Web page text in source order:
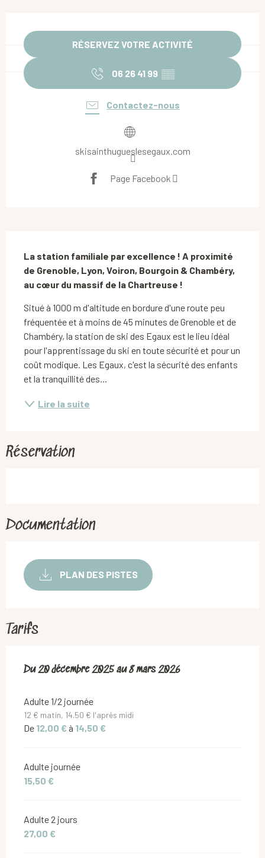
RÉSERVEZ VOTRE ACTIVITÉ
06 26 41 99 ▒▒
Contactez-nous
skisainthugueslesegaux.com
Page Facebook
La station familiale par excellence ! A proximité
de Grenoble, Lyon, Voiron, Bourgoin & Chambéry,
au cœur du massif de la Chartreuse !
Situé à 1000 m d'altitude en bordure d'une route peu
fréquentée et à moins de 45 minutes de Grenoble et de
Chambéry, la station de ski des Egaux est le lieu idéal
pour l'apprentissage du ski en toute sécurité et pour un
coût modique. Les Egaux, c'est la sécurité des enfants
et la tranquillité des...
Lire la suite
Réservation
Documentation
PLAN DES PISTES
Tarifs
Du20 décembre 2025au8 mars 2026
Du20 décembre 2025au8 mars 2026
Adulte 1/2 journée
12 € matin, 14.50 € l'après midi
De 12,00 € à 14,50 €
Adulte journée
15,50 €
Adulte 2 jours
27,00 €